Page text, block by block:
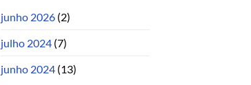
junho 2026(2)
julho 2024(7)
junho 2024(13)